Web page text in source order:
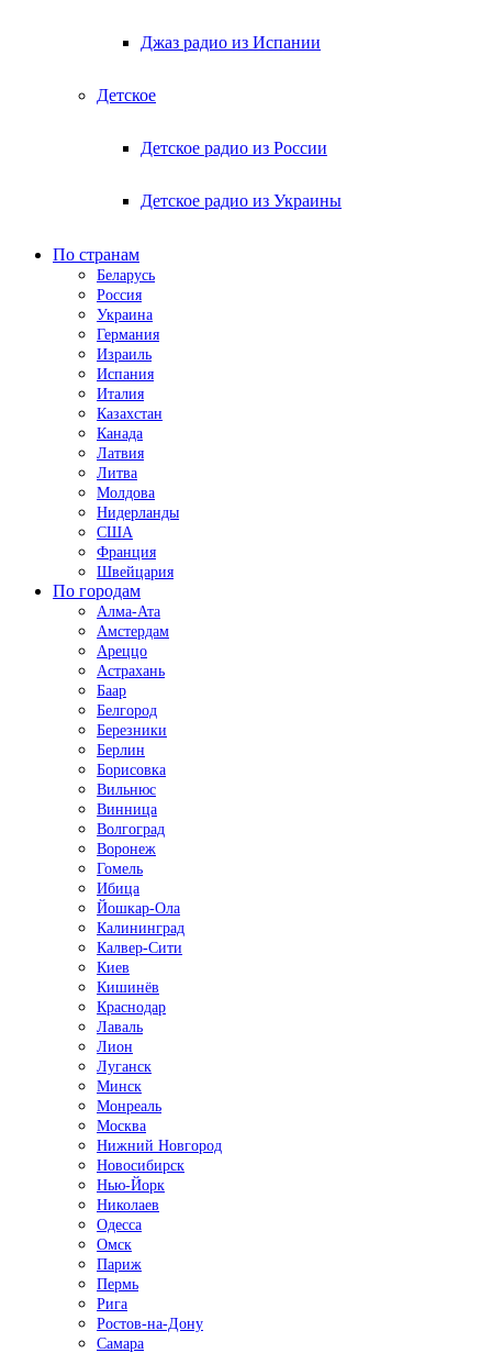
Джаз радио из Испании
Детское
Детское радио из России
Детское радио из Украины
По странам
Беларусь
Россия
Украина
Германия
Израиль
Испания
Италия
Казахстан
Канада
Латвия
Литва
Молдова
Нидерланды
США
Франция
Швейцария
По городам
Алма-Ата
Амстердам
Ареццо
Астрахань
Баар
Белгород
Березники
Берлин
Борисовка
Вильнюс
Винница
Волгоград
Воронеж
Гомель
Ибица
Йошкар-Ола
Калининград
Калвер-Сити
Киев
Кишинёв
Краснодар
Лаваль
Лион
Луганск
Минск
Монреаль
Москва
Нижний Новгород
Новосибирск
Нью-Йорк
Николаев
Одесса
Омск
Париж
Пермь
Рига
Ростов-на-Дону
Самара